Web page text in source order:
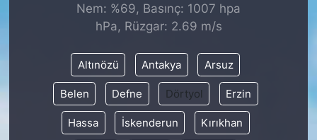
Nem: %69, Basınç: 1007 hpa
hPa, Rüzgar: 2.69 m/s
Altınözü Antakya Arsuz
Belen Defne Dörtyol Erzin
Hassa İskenderun Kırıkhan
SİYASET
SON DAKİKA HABERİ
SPOR